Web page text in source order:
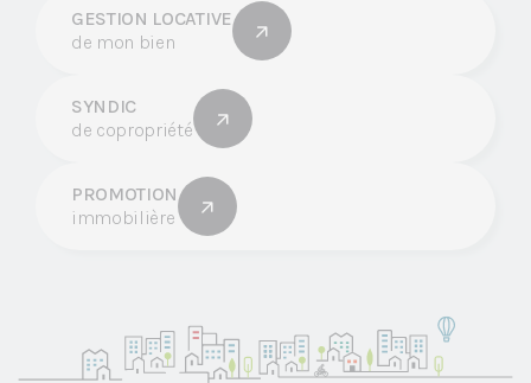
GESTION LOCATIVE
de mon bien
SYNDIC
de copropriété
PROMOTION
immobilière